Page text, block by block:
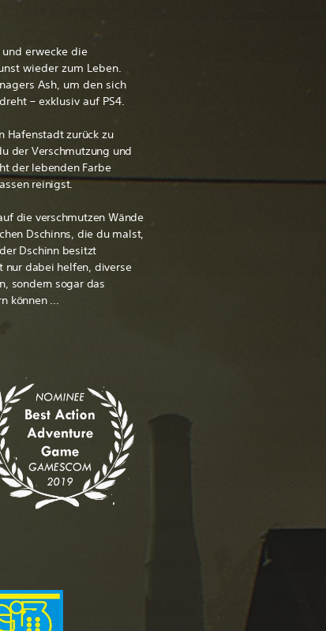
erwecke die
wieder zum Leben.
Ash, um den sich
– exklusiv auf PS4.
Hafenstadt zurück zu
der Verschmutzung und
der lebenden Farbe
reinigst.
die verschmutzen Wände
Dschinns, die du malst,
Dschinn besitzt
nur dabei helfen, diverse
sondern sogar das
können ...